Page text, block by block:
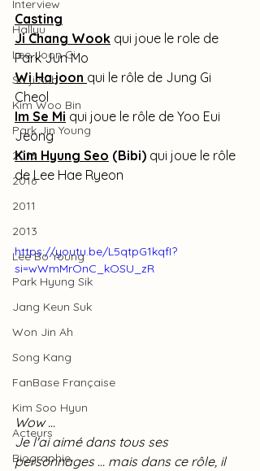
Interview
Hallyu
Lee Joon Gi
So ji Sub
Kim Woo Bin
Park Jin Young
2019
2016
2011
2013
Lee Bo Young
Park Hyung Sik
Jang Keun Suk
Won Jin Ah
Song Kang
FanBase Française
Kim Soo Hyun
Acteurs
Biographie
Casting
Ji Chang Wook qui joue le role de
Park Jun Mo
Wi Ha joon qui le rôle de Jung Gi
Cheol
Im Se Mi qui joue le rôle de Yoo Eui
Jeong
Kim Hyung Seo (Bibi) qui joue le rôle
de Lee Hae Ryeon
https://youtu.be/L5qtpG1kqfI?
si=wWmMrOnC_kOSU_zR
Wow ...
Je l'ai aimé dans tous ses
personnages ... mais dans ce rôle, il